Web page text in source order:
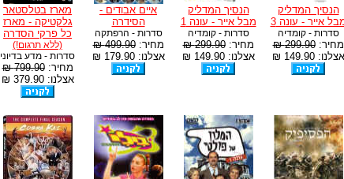
הנסיך המדליק
אייר - עונה 3
סדרות - קומדיה
מחיר:299.90 ₪
אצלנו: 149.90 ₪
הנסיך המדליק
מבל אייר - עונה 1
סדרות - קומדיה
מחיר:299.90 ₪
אצלנו: 149.90 ₪
איים אבודים -
הסידרה
סדרות - הרפתקה
מחיר:499.90 ₪
אצלנו: 179.90 ₪
מארז בטלסטאר
גלקטיקה - מארז
כל פרקי הסדרה
(ללא תרגום!)
סדרות - מדע בדיוני
מחיר:799.90 ₪
אצלנו: 379.90 ₪